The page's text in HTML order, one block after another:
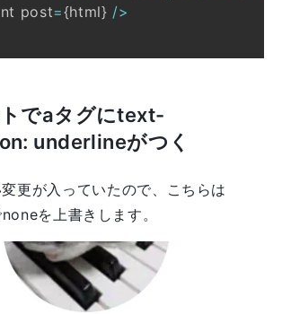
post={html} />
でaタグにtext-
underlineがつく
更が入っていたので、こちらは
を上書きします。